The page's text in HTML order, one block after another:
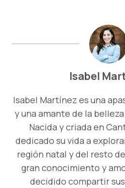
Isabel
Isabel Martínez es una
y una amante de la
Nacida y criada en
dedicado su vida a
región natal y del resto
gran conocimiento y
decidido compartir